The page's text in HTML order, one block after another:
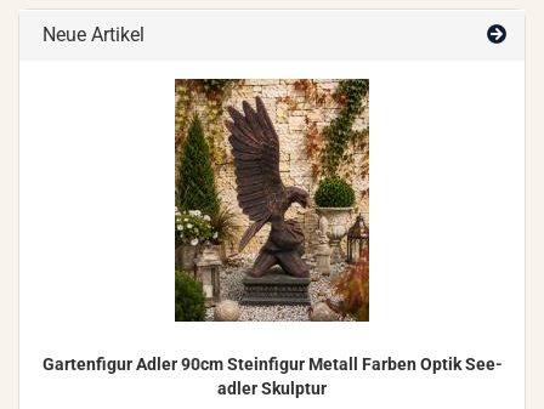
Neue Artikel
Gar­ten­fi­gur Adler 90cm Stein­fi­gur Me­tall Far­ben Optik See­
ad­ler Skulp­tur